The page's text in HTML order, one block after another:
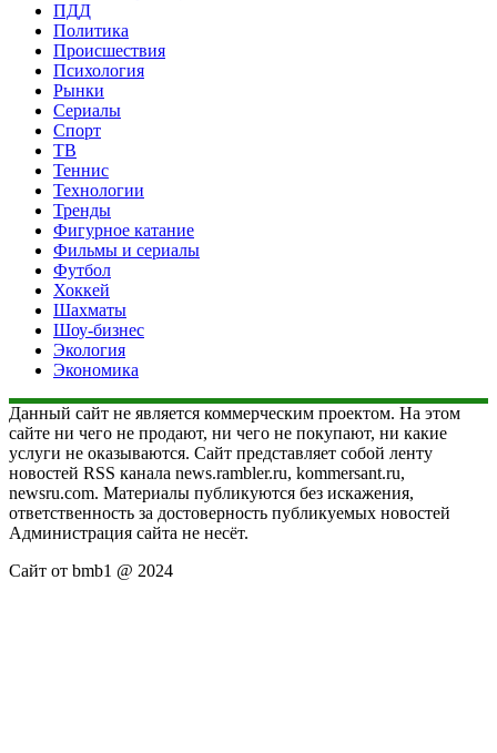
ПДД
Политика
Происшествия
Психология
Рынки
Сериалы
Спорт
ТВ
Теннис
Технологии
Тренды
Фигурное катание
Фильмы и сериалы
Футбол
Хоккей
Шахматы
Шоу-бизнес
Экология
Экономика
Данный сайт не является коммерческим проектом. На этом
сайте ни чего не продают, ни чего не покупают, ни какие
услуги не оказываются. Сайт представляет собой ленту
новостей RSS канала news.rambler.ru, kommersant.ru,
newsru.com. Материалы публикуются без искажения,
ответственность за достоверность публикуемых новостей
Администрация сайта не несёт.
Сайт от bmb1 @ 2024